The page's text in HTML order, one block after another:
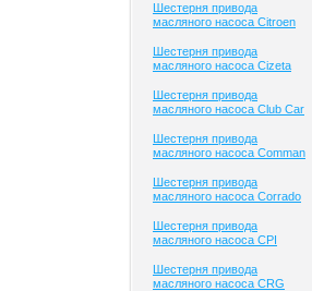
Шестерня привода
масляного насоса Citroen
Шестерня привода
масляного насоса Cizeta
Шестерня привода
масляного насоса Club Сar
Шестерня привода
масляного насоса Comman
Шестерня привода
масляного насоса Corrado
Шестерня привода
масляного насоса CPI
Шестерня привода
масляного насоса CRG